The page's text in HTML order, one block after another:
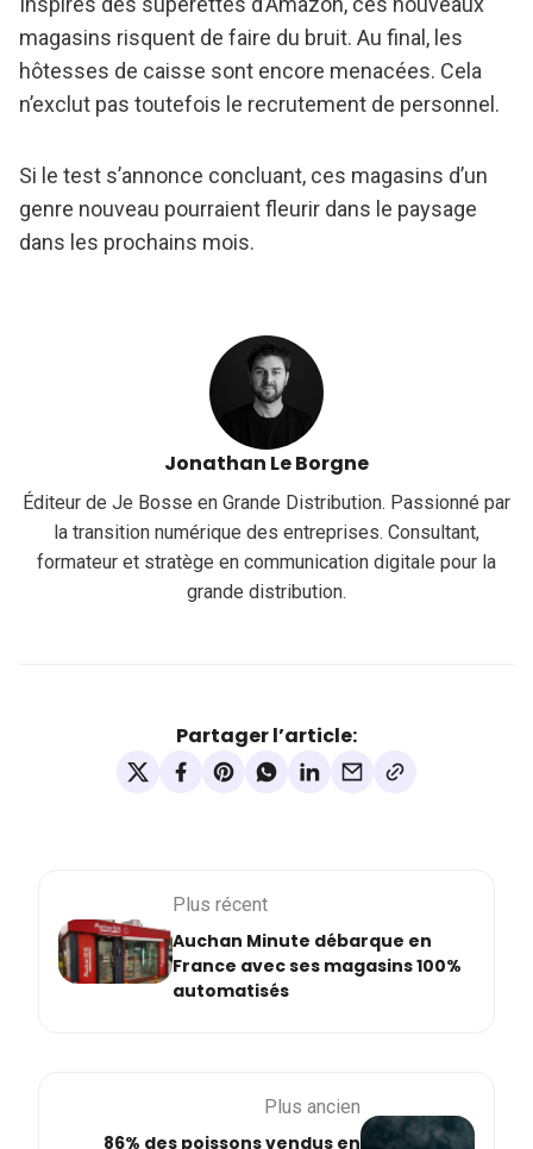
magasins risquent de faire du bruit. Au final, les
hôtesses de caisse sont encore menacées. Cela
n’exclut pas toutefois le recrutement de personnel.
Si le test s’annonce concluant, ces magasins d’un
genre nouveau pourraient fleurir dans le paysage
dans les prochains mois.
Jonathan Le Borgne
Éditeur de Je Bosse en Grande Distribution. Passionné par
la transition numérique des entreprises. Consultant,
formateur et stratège en communication digitale pour la
grande distribution.
Partager l’article:
Plus récent
Auchan Minute débarque en
France avec ses magasins 100%
automatisés
Plus ancien
86% des poissons vendus en